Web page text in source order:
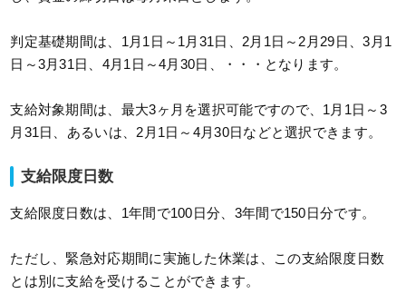
判定基礎期間は、1月1日～1月31日、2月1日～2月29日、3月1
日～3月31日、4月1日～4月30日、・・・となります。
支給対象期間は、最大3ヶ月を選択可能ですので、1月1日～3
月31日、あるいは、2月1日～4月30日などと選択できます。
支給限度日数
支給限度日数は、1年間で100日分、3年間で150日分です。
ただし、緊急対応期間に実施した休業は、この支給限度日数
とは別に支給を受けることができます。